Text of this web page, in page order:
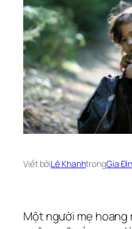
Viết bởiLê KhanhtrongGia
Một người mẹ hoang